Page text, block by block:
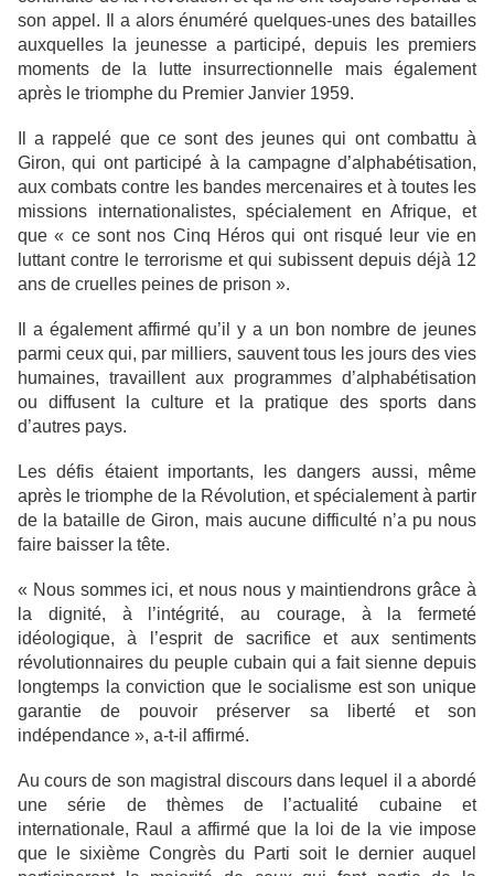
son appel. Il a alors énuméré quelques-unes des batailles
auxquelles la jeunesse a participé, depuis les premiers
moments de la lutte insurrectionnelle mais également
après le triomphe du Premier Janvier 1959.
Il a rappelé que ce sont des jeunes qui ont combattu à
Giron, qui ont participé à la campagne d’alphabétisation,
aux combats contre les bandes mercenaires et à toutes les
missions internationalistes, spécialement en Afrique, et
que « ce sont nos Cinq Héros qui ont risqué leur vie en
luttant contre le terrorisme et qui subissent depuis déjà 12
ans de cruelles peines de prison ».
Il a également affirmé qu’il y a un bon nombre de jeunes
parmi ceux qui, par milliers, sauvent tous les jours des vies
humaines, travaillent aux programmes d’alphabétisation
ou diffusent la culture et la pratique des sports dans
d’autres pays.
Les défis étaient importants, les dangers aussi, même
après le triomphe de la Révolution, et spécialement à partir
de la bataille de Giron, mais aucune difficulté n’a pu nous
faire baisser la tête.
« Nous sommes ici, et nous nous y maintiendrons grâce à
la dignité, à l’intégrité, au courage, à la fermeté
idéologique, à l’esprit de sacrifice et aux sentiments
révolutionnaires du peuple cubain qui a fait sienne depuis
longtemps la conviction que le socialisme est son unique
garantie de pouvoir préserver sa liberté et son
indépendance », a-t-il affirmé.
Au cours de son magistral discours dans lequel il a abordé
une série de thèmes de l’actualité cubaine et
internationale, Raul a affirmé que la loi de la vie impose
que le sixième Congrès du Parti soit le dernier auquel